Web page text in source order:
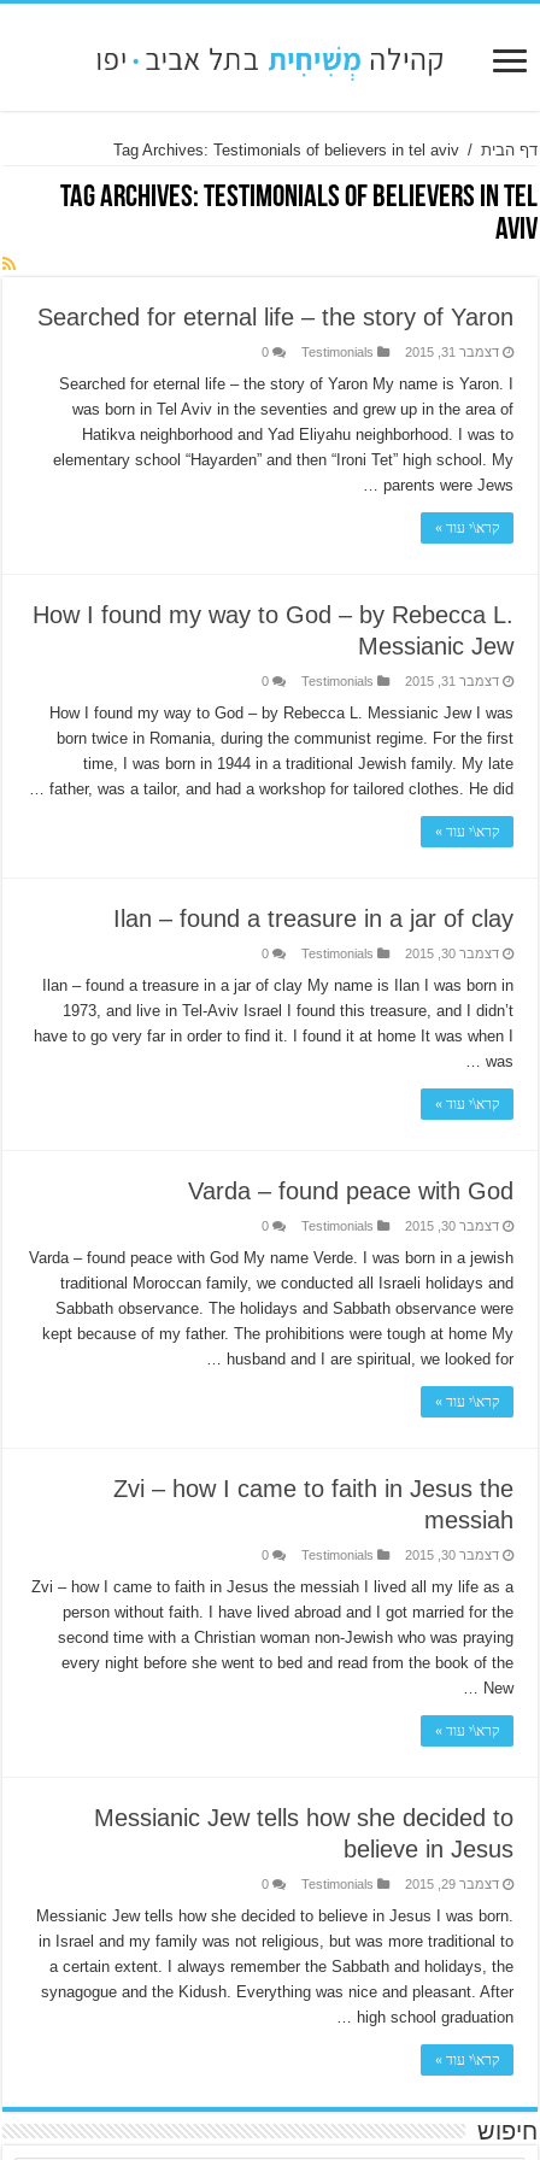
דף הבית /
Tag Archives: Testimonials of believers in tel aviv
Tag Archives:Testimonials of believers in tel
aviv
Searched for eternal life – the story of Yaron
דצמבר 31, 2015 Testimonials
0
Searched for eternal life – the story of Yaron My name is Yaron. I
was born in Tel Aviv in the seventies and grew up in the area of
Hatikva neighborhood and Yad Eliyahu neighborhood. I was to
elementary school “Hayarden” and then “Ironi Tet” high school. My
parents were Jews …
קרא\י עוד »
How I found my way to God – by Rebecca L.
Messianic Jew
דצמבר 31, 2015 Testimonials
0
How I found my way to God – by Rebecca L. Messianic Jew I was
born twice in Romania, during the communist regime. For the first
time, I was born in 1944 in a traditional Jewish family. My late
father, was a tailor, and had a workshop for tailored clothes. He did …
קרא\י עוד »
Ilan – found a treasure in a jar of clay
דצמבר 30, 2015 Testimonials
0
Ilan – found a treasure in a jar of clay My name is Ilan I was born in
1973, and live in Tel-Aviv Israel I found this treasure, and I didn’t
have to go very far in order to find it. I found it at home It was when I
was …
קרא\י עוד »
Varda – found peace with God
דצמבר 30, 2015 Testimonials
0
Varda – found peace with God My name Verde. I was born in a jewish
traditional Moroccan family, we conducted all Israeli holidays and
Sabbath observance. The holidays and Sabbath observance were
kept because of my father. The prohibitions were tough at home My
husband and I are spiritual, we looked for …
קרא\י עוד »
Zvi – how I came to faith in Jesus the
messiah
דצמבר 30, 2015 Testimonials
0
Zvi – how I came to faith in Jesus the messiah I lived all my life as a
person without faith. I have lived abroad and I got married for the
second time with a Christian woman non-Jewish who was praying
every night before she went to bed and read from the book of the
New …
קרא\י עוד »
Messianic Jew tells how she decided to
believe in Jesus
דצמבר 29, 2015 Testimonials
0
.Messianic Jew tells how she decided to believe in Jesus I was born
in Israel and my family was not religious, but was more traditional to
a certain extent. I always remember the Sabbath and holidays, the
synagogue and the Kidush. Everything was nice and pleasant. After
high school graduation …
קרא\י עוד »
חיפוש